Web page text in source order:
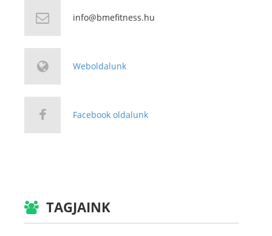
info@bmefitness.hu
Weboldalunk
Facebook oldalunk
TAGJAINK